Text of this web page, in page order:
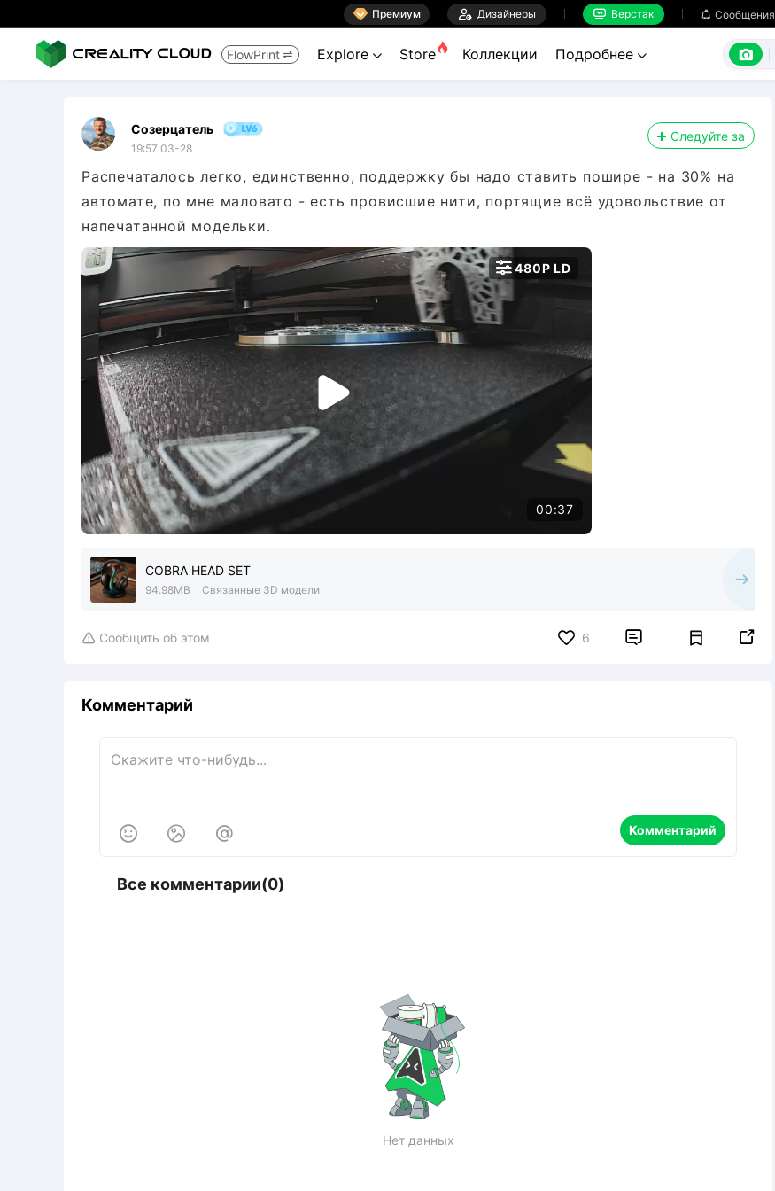
 Премиум  Дизайнеры  Верстак  Сообщения
FlowPrint  Explore  Store Коллекции Подробнее  
Созерцатель
19:57 03-28
Следуйте за
Распечаталось легко, единственно, поддержку бы надо ставить пошире - на 30% на
автомате, по мне маловато - есть провисшие нити, портящие всё удовольствие от
напечатанной модельки.
00:37

480P LD
COBRA HEAD SET
94.98MB Связанные 3D модели
 Сообщить об этом 6  
Комментарий
   Комментарий
Все комментарии(0)
Нет данных